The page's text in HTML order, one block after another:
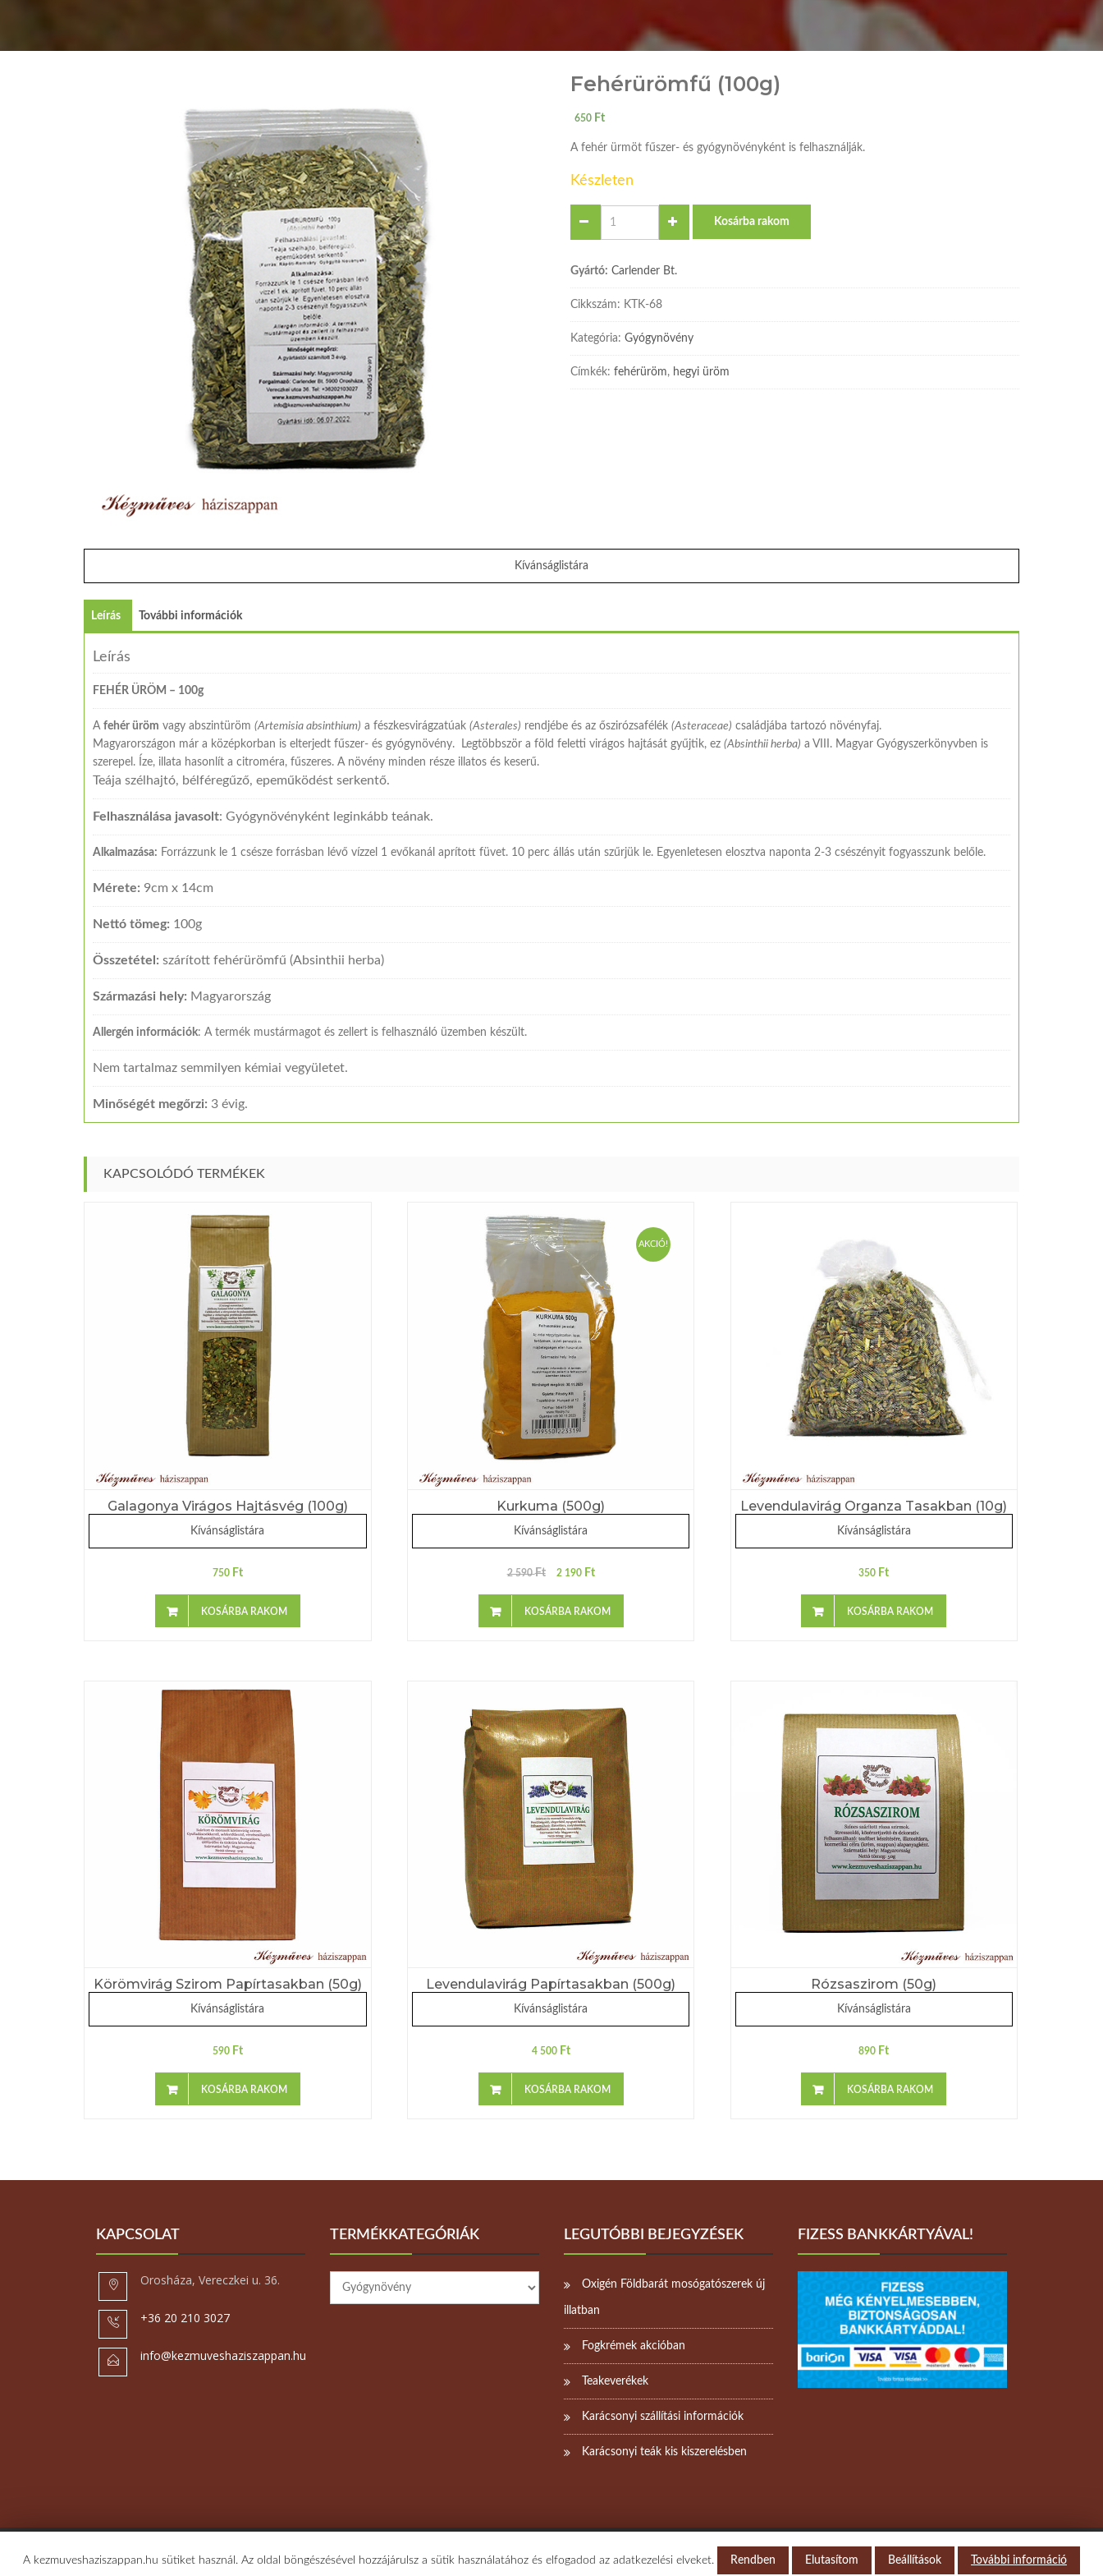
Fehérürömfű (100g)
650 Ft
A fehér ürmöt fűszer- és gyógynövényként is felhasználják.
Készleten
Kosárba rakom
Gyártó: Carlender Bt.
Cikkszám: KTK-68
Kategória: Gyógynövény
Címkék: fehérüröm, hegyi üröm
Kívánságlistára
Leírás További információk
Leírás
FEHÉR ÜRÖM – 100g
A fehér üröm vagy abszintüröm (Artemisia absinthium) a fészkesvirágzatúak (Asterales) rendjébe és az őszirózsafélék (Asteraceae) családjába tartozó növényfaj.
Magyarországon már a középkorban is elterjedt fűszer- és gyógynövény. Legtöbbször a föld feletti virágos hajtását gyűjtik, ez (Absinthii herba) a VIII. Magyar Gyógyszerkönyvben is
szerepel. Íze, illata hasonlít a citroméra, fűszeres. A növény minden része illatos és keserű.
Teája szélhajtó, bélféregűző, epeműködést serkentő.
Felhasználása javasolt: Gyógynövényként leginkább teának.
Alkalmazása: Forrázzunk le 1 csésze forrásban lévő vízzel 1 evőkanál aprított füvet. 10 perc állás után szűrjük le. Egyenletesen elosztva naponta 2-3 csészényit fogyasszunk belőle.
Mérete: 9cm x 14cm
Nettó tömeg: 100g
Összetétel: szárított fehérürömfű (Absinthii herba)
Származási hely: Magyarország
Allergén információk: A termék mustármagot és zellert is felhasználó üzemben készült.
Nem tartalmaz semmilyen kémiai vegyületet.
Minőségét megőrzi: 3 évig.
KAPCSOLÓDÓ TERMÉKEK
Galagonya Virágos Hajtásvég (100g)
Kívánságlistára
750 Ft
KOSÁRBA RAKOM
AKCIÓ!
Kurkuma (500g)
Kívánságlistára
2 590Ft 2 190 Ft
KOSÁRBA RAKOM
Levendulavirág Organza Tasakban (10g)
Kívánságlistára
350 Ft
KOSÁRBA RAKOM
Körömvirág Szirom Papírtasakban (50g)
Kívánságlistára
590 Ft
KOSÁRBA RAKOM
Levendulavirág Papírtasakban (500g)
Kívánságlistára
4 500 Ft
KOSÁRBA RAKOM
Rózsaszirom (50g)
Kívánságlistára
890 Ft
KOSÁRBA RAKOM
KAPCSOLAT
Orosháza, Vereczkei u. 36.
+36 20 210 3027
info@kezmuveshaziszappan.hu
TERMÉKKATEGÓRIÁK LEGUTÓBBI BEJEGYZÉSEK
Oxigén Földbarát mosógatószerek új
illatban
Fogkrémek akcióban
Teakeverékek
Karácsonyi szállítási információk
Karácsonyi teák kis kiszerelésben
FIZESS BANKKÁRTYÁVAL!
Copyright © 2026 - Kézműves háziszappan Orosháza - kezmuveshaziszappan.hu
A kezmuveshaziszappan.hu sütiket használ. Az oldal böngészésével hozzájárulsz a sütik használatához és elfogadod az adatkezelési elveket. Rendben Elutasítom Beállítások További információ